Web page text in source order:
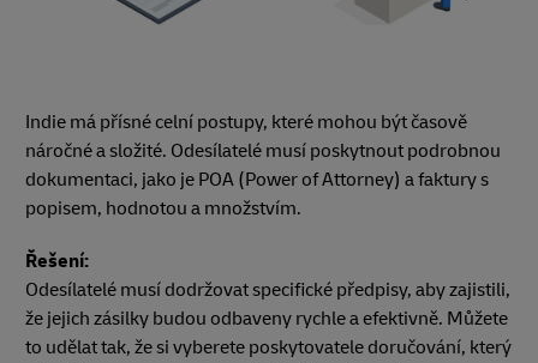
Indie má přísné celní postupy, které mohou být časově
náročné a složité. Odesílatelé musí poskytnout podrobnou
dokumentaci, jako je POA (Power of Attorney) a faktury s
popisem, hodnotou a množstvím.
Řešení:
Odesílatelé musí dodržovat specifické předpisy, aby zajistili,
že jejich zásilky budou odbaveny rychle a efektivně. Můžete
to udělat tak, že si vyberete poskytovatele doručování, který